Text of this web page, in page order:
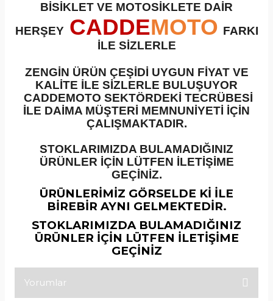
BİSİKLET VE MOTOSİKLETE DAİR
HERŞEY CADDEMOTO FARKI
İLE SİZLERLE
ZENGİN ÜRÜN ÇEŞİDİ UYGUN FİYAT VE
KALİTE İLE SİZLERLE BULUŞUYOR
CADDEMOTO SEKTÖRDEKİ TECRÜBESİ
İLE DAİMA MÜŞTERİ MEMNUNİYETİ İÇİN
ÇALIŞMAKTADIR.
STOKLARIMIZDA BULAMADIĞINIZ
ÜRÜNLER İÇİN LÜTFEN İLETİŞİME
GEÇİNİZ.
ÜRÜNLERİMİZ GÖRSELDE Kİ İLE
BİREBİR AYNI GELMEKTEDİR.
STOKLARIMIZDA BULAMADIĞINIZ
ÜRÜNLER İÇİN LÜTFEN İLETİŞİME
GEÇİNİZ
Yorumlar